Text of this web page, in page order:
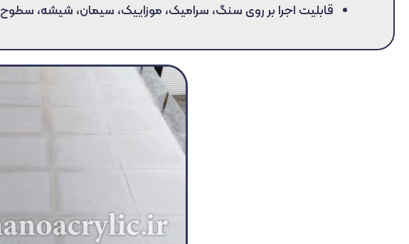
قابلیت اجرا بر روی سنگ، سرامیک، موزاییک، سیمان، شیشه،